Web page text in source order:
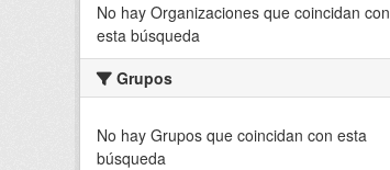
No hay Organizaciones que coincidan con
esta búsqueda
Grupos
No hay Grupos que coincidan con esta
búsqueda